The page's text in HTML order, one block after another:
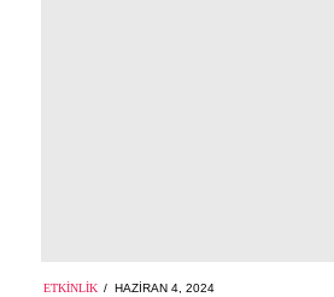
ETKINLIK
POSTED
HAZIRAN 4, 2024